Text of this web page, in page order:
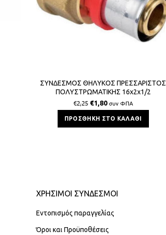
ΣΥΝΔΕΣΜΟΣ ΘΗΛΥΚΟΣ ΠΡΕΣΣΑΡΙΣΤΟΣ
ΠΟΛΥΣΤΡΩΜΑΤΙΚΗΣ 16x2x1/2
€2,25 €1,80 συν ΦΠΑ
ΠΡΟΣΘΉΚΗ ΣΤΟ ΚΑΛΆΘΙ
ΧΡΗΣΙΜΟΙ ΣΥΝΔΕΣΜΟΙ
Εντοπισμός παραγγελίας
Όροι και Προϋποθέσεις